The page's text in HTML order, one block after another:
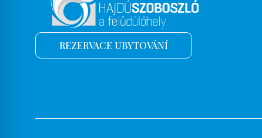
REZERVACE UBYTOVÁNÍ